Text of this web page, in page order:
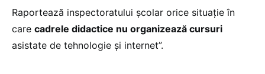
Raportează inspectoratului școlar orice situație în
care cadrele didactice nu organizează cursuri
asistate de tehnologie și internet”.